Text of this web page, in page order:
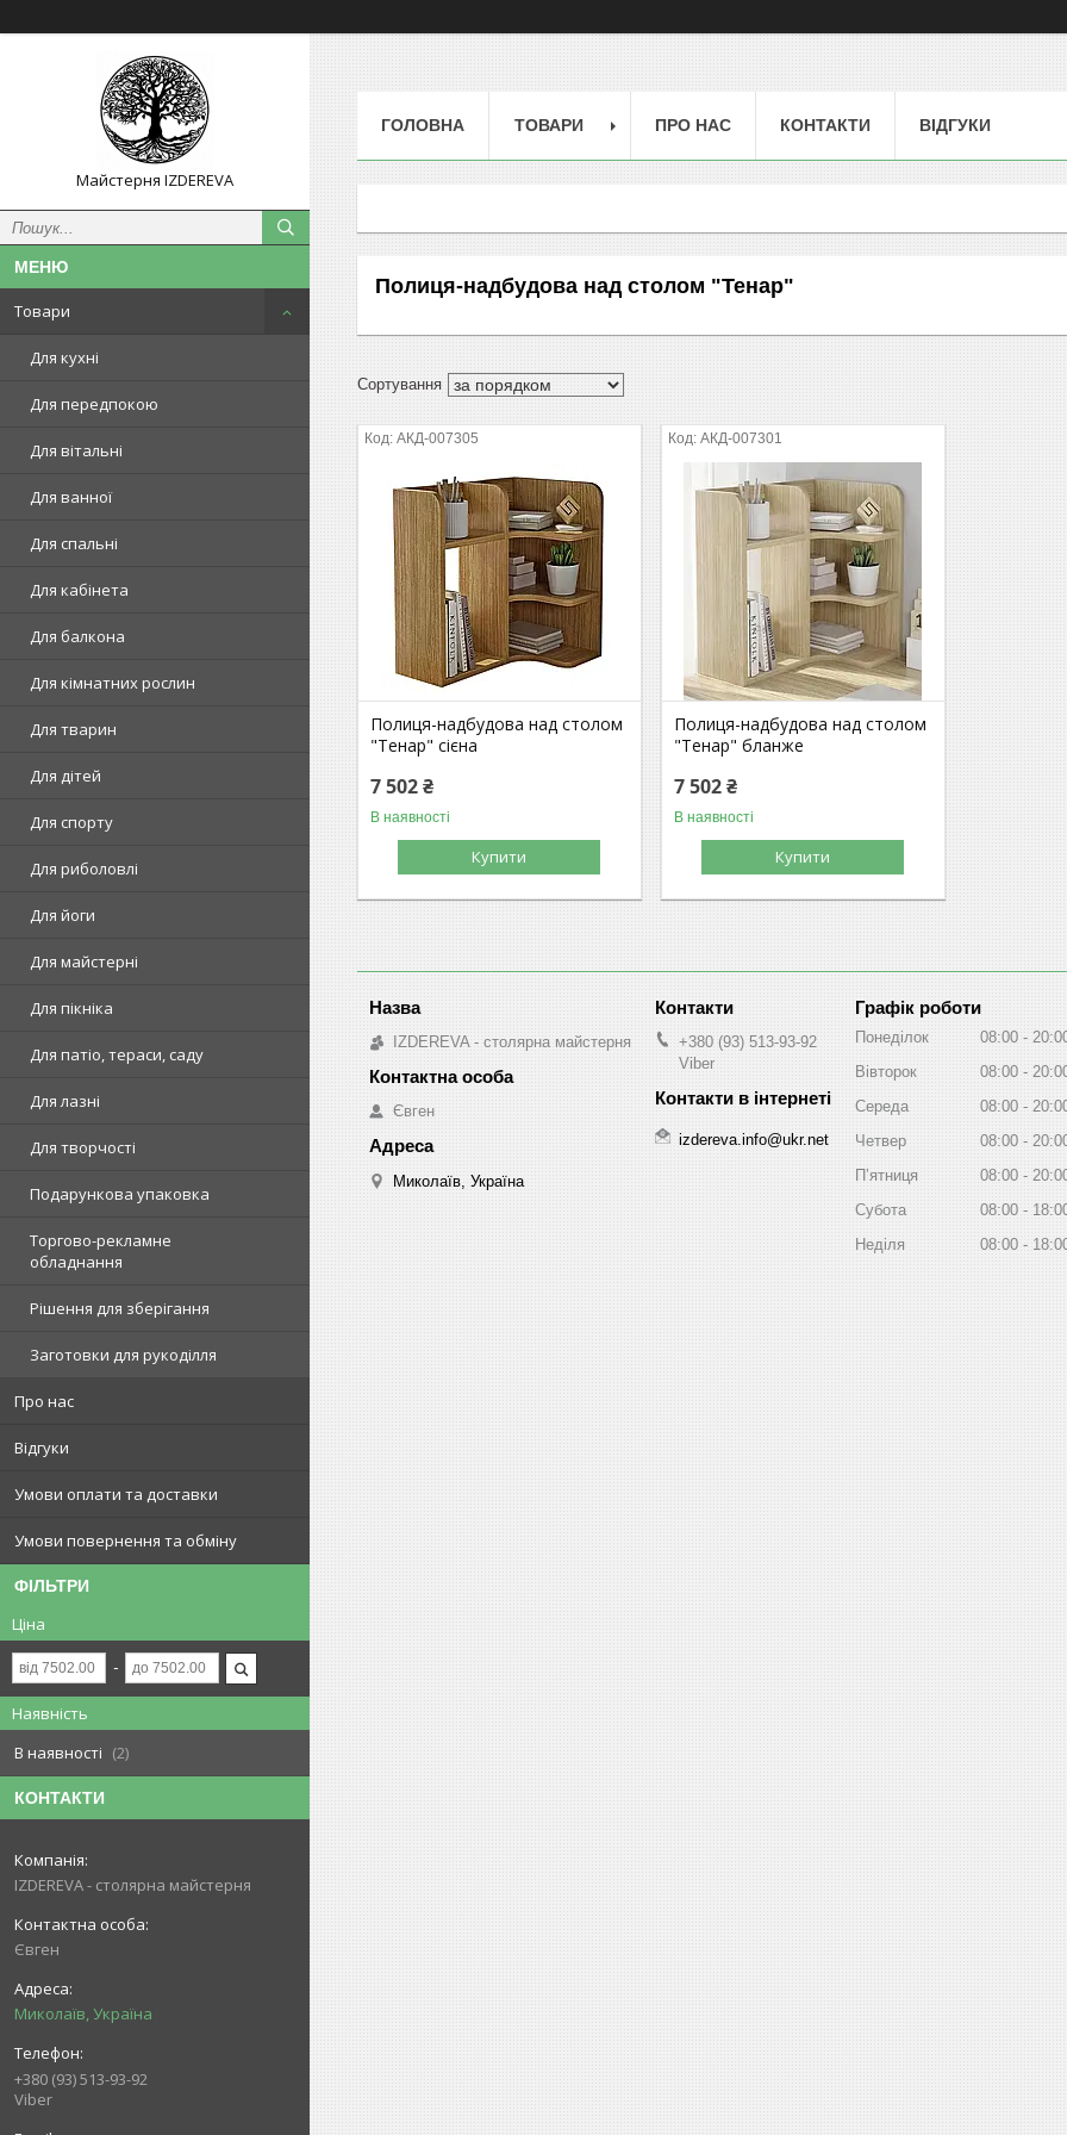
Майстерня IZDEREVA
Товари
Для кухні
Для передпокою
Для вітальні
Для ванної
Для спальні
Для кабінета
Для балкона
Для кімнатних рослин
Для тварин
Для дітей
Для спорту
Для риболовлі
Для йоги
Для майстерні
Для пікніка
Для патіо, тераси, саду
Для лазні
Для творчості
Подарункова упаковка
Торгово-рекламне
обладнання
Рішення для зберігання
Заготовки для рукоділля
Про нас
Відгуки
Умови оплати та доставки
Умови повернення та обміну
ФІЛЬТРИ
Ціна
Наявність
В наявності
2
КОНТАКТИ
IZDEREVA - столярна майстерня
Євген
Миколаїв, Україна
+380 (93) 513-93-92
Viber
ГОЛОВНА ТОВАРИ ПРО НАС КОНТАКТИ ВІДГУКИ
Полиця-надбудова над столом "Тенар"
АКД-007305
Полиця-надбудова над столом
"Тенар" сієна
7 502 ₴
В наявності
Купити
АКД-007301
Полиця-надбудова над столом
"Тенар" бланже
7 502 ₴
В наявності
Купити
IZDEREVA - столярна майстерня
Євген
Миколаїв, Україна
+380 (93) 513-93-92
Viber
izdereva.info@ukr.net
Графік роботи
Понеділок 08:00
Вівторок
08:00
Середа
08:00
Четвер
08:00
Пʼятниця
08:00
Субота
08:00
Неділя
08:00